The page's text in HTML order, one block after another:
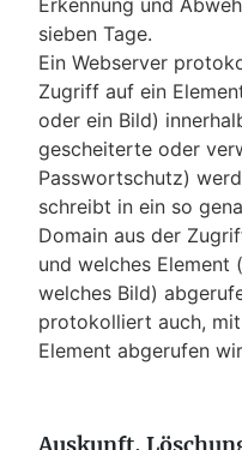
sieben Tage.
Ein Webserver
Zugriff auf ein
oder ein Bild)
gescheiterte oder
Passwortschutz)
schreibt in ein so
Domain aus der
und welches Element
welches Bild)
protokolliert auch,
Element abgerufen